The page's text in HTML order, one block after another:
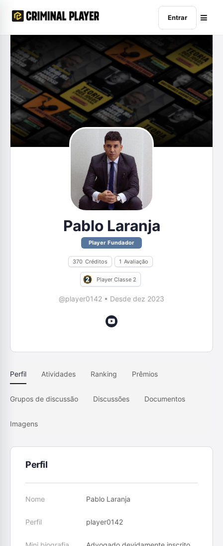
Entrar
Pablo Laranja
Player Fundador
370 Créditos 1 Avaliação
Player Classe 2
@player0142 • Desde dez 2023
Perfil Atividades Ranking Prêmios
Grupos de discussão Discussões Documentos
Imagens
Perfil
Nome Pablo Laranja
Perfil player0142